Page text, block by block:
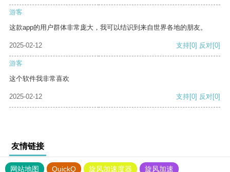
游客
这款app的用户群体非常庞大，我可以结识到来自世界各地的朋友。
2025-02-12 支持[0] 反对[0]
游客
这个软件我非常喜欢
2025-02-12 支持[0] 反对[0]
友情链接
网站地图 QuickQ 旋风加速度器 旋风加速